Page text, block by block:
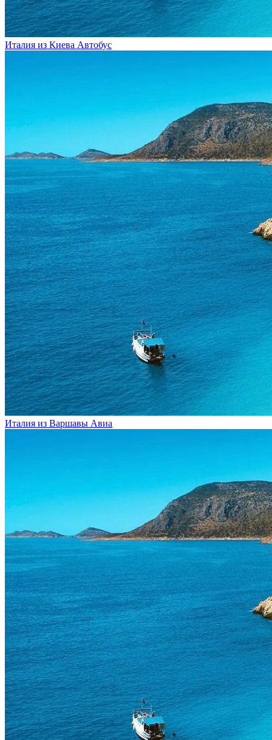
Италия из Киева Автобус
Италия из Варшавы Авиа